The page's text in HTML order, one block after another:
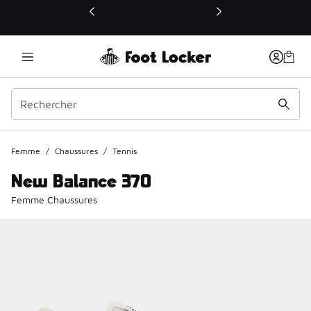
Ce lien ouvrira une nouvelle fenêtre
Femme / Chaussures / Tennis
New Balance 370
Femme Chaussures